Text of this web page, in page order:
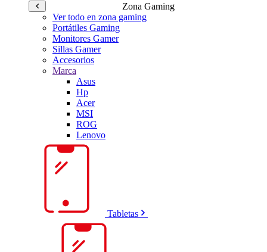
Zona Gaming
Ver todo en zona gaming
Portátiles Gaming
Monitores Gamer
Sillas Gamer
Accesorios
Marca
Asus
Hp
Acer
MSI
ROG
Lenovo
Tabletas